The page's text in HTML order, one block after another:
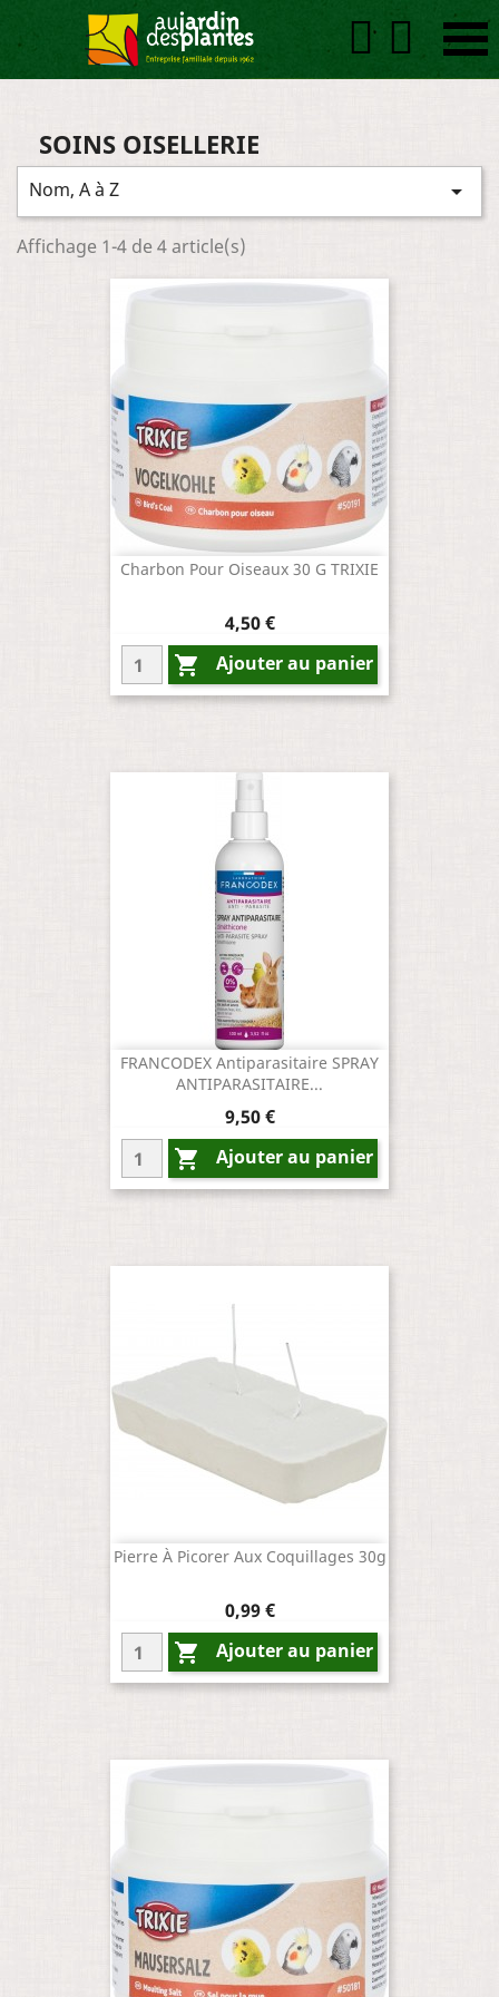
SOINS OISELLERIE
Nom, A à Z 
Affichage 1-4 de 4 article(s)
Charbon Pour Oiseaux 30 G TRIXIE
Prix
4,50 €
 Ajouter au panier
FRANCODEX Antiparasitaire SPRAY
ANTIPARASITAIRE...
Prix
9,50 €
 Ajouter au panier
Pierre À Picorer Aux Coquillages 30g
Prix
0,99 €
 Ajouter au panier
 